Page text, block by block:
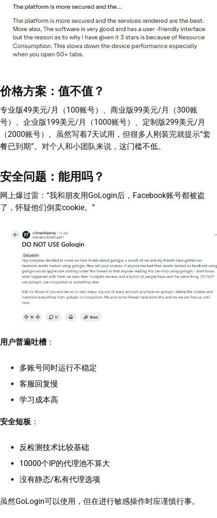
价格方案：值不值？
专业版49美元/月（100账号）、商业版99美元/月（300账
号）、企业版199美元/月（1000账号）、定制版299美元/月
（2000账号）。虽然写着7天试用，但很多人刚装完就提示“套
餐已到期”。对个人和小团队来说，这门槛不低。
安全问题：能用吗？
网上爆过雷：“我和朋友用GoLogin后，Facebook账号都被盗
了，怀疑他们倒卖cookie。”
用户普遍吐槽 ：
多账号同时运行不稳定
客服回复慢
学习成本高
安全短板 ：
反检测技术比较基础
10000个IP的代理池不算大
没有静态/私有代理选项
虽然GoLogin可以使用，但在进行敏感操作时应谨慎行事。